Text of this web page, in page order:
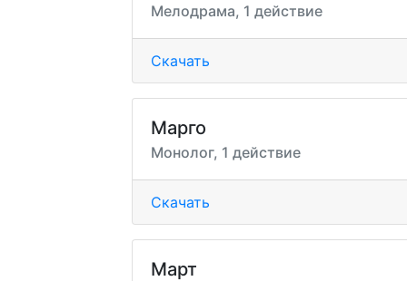
Мелодрама, 1 действие
Скачать
Марго
Монолог, 1 действие
Скачать
Март